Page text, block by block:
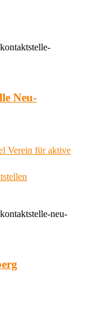
Neu-
Verein für aktive
neu-